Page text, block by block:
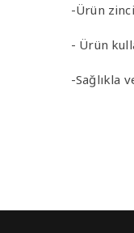
-Ürün
- Ürün
-Sağlıkla